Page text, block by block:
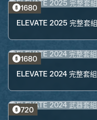
1680
ELEVATE 2025 完整套組
1680
ELEVATE 2024 完整套組
720